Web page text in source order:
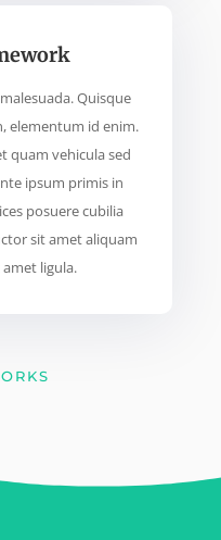
Quisque
elementum id enim.
quam vehicula sed
ipsum primis in
posuere cubilia
sit amet aliquam
ligula.